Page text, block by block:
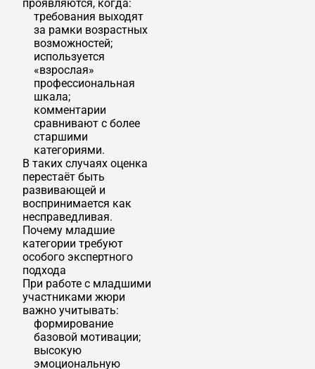
проявляются, когда:
требования выходят
за рамки возрастных
возможностей;
используется
«взрослая»
профессиональная
шкала;
комментарии
сравнивают с более
старшими
категориями.
В таких случаях оценка
перестаёт быть
развивающей и
воспринимается как
несправедливая.
Почему младшие
категории требуют
особого экспертного
подхода
При работе с младшими
участниками жюри
важно учитывать:
формирование
базовой мотивации;
высокую
эмоциональную